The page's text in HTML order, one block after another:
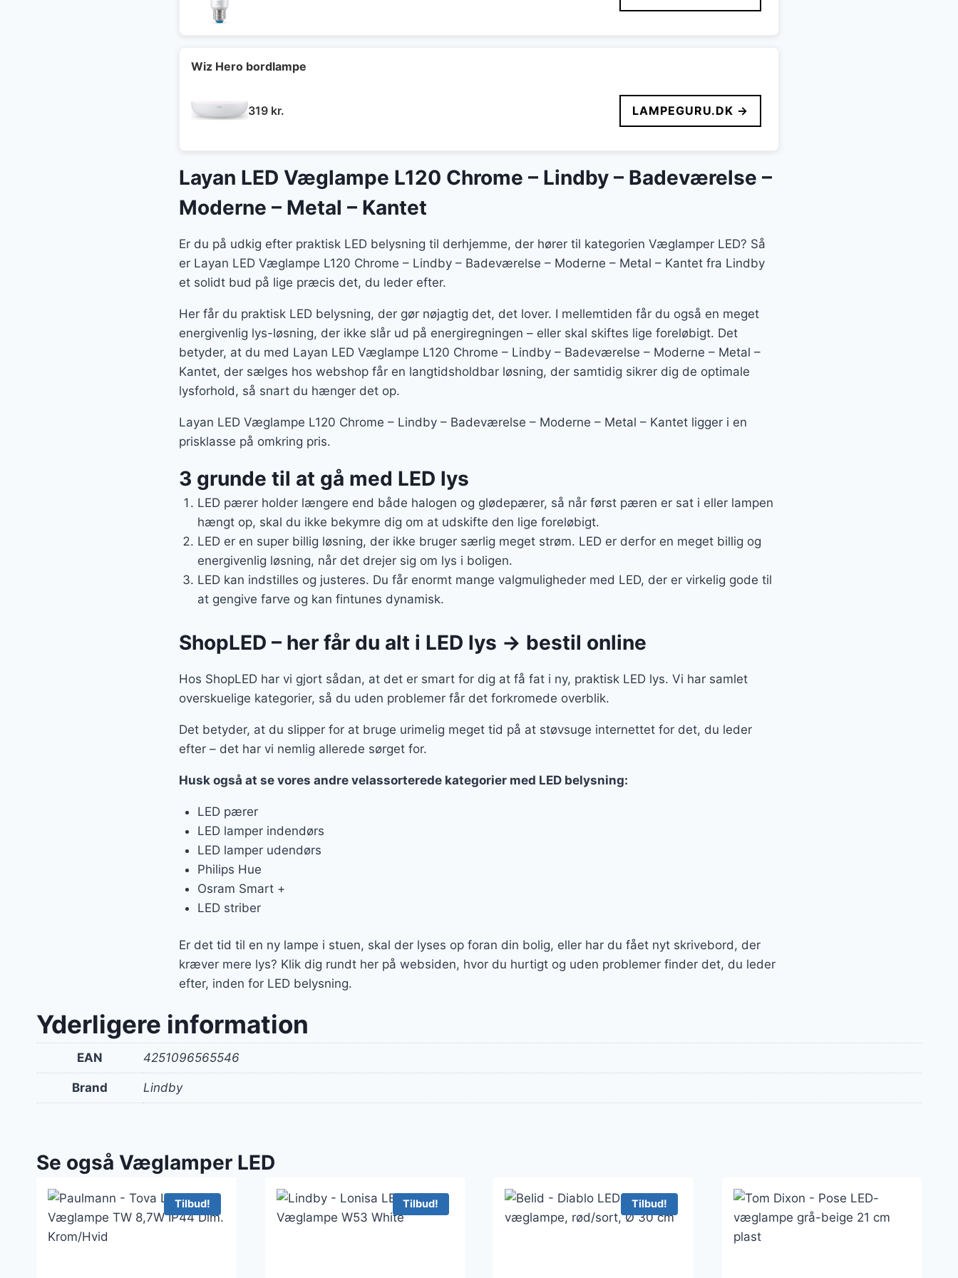
Wiz Hero bordlampe
319 kr. LAMPEGURU.DK →
Layan LED Væglampe L120 Chrome – Lindby – Badeværelse –
Moderne – Metal – Kantet
Er du på udkig efter praktisk LED belysning til derhjemme, der hører til kategorien Væglamper LED? Så
er Layan LED Væglampe L120 Chrome – Lindby – Badeværelse – Moderne – Metal – Kantet fra Lindby
et solidt bud på lige præcis det, du leder efter.
Her får du praktisk LED belysning, der gør nøjagtig det, det lover. I mellemtiden får du også en meget
energivenlig lys-løsning, der ikke slår ud på energiregningen – eller skal skiftes lige foreløbigt. Det
betyder, at du med Layan LED Væglampe L120 Chrome – Lindby – Badeværelse – Moderne – Metal –
Kantet, der sælges hos webshop får en langtidsholdbar løsning, der samtidig sikrer dig de optimale
lysforhold, så snart du hænger det op.
Layan LED Væglampe L120 Chrome – Lindby – Badeværelse – Moderne – Metal – Kantet ligger i en
prisklasse på omkring pris.
3 grunde til at gå med LED lys
LED pærer holder længere end både halogen og glødepærer, så når først pæren er sat i eller lampen
hængt op, skal du ikke bekymre dig om at udskifte den lige foreløbigt.
LED er en super billig løsning, der ikke bruger særlig meget strøm. LED er derfor en meget billig og
energivenlig løsning, når det drejer sig om lys i boligen.
LED kan indstilles og justeres. Du får enormt mange valgmuligheder med LED, der er virkelig gode til
at gengive farve og kan fintunes dynamisk.
ShopLED – her får du alt i LED lys → bestil online
Hos ShopLED har vi gjort sådan, at det er smart for dig at få fat i ny, praktisk LED lys. Vi har samlet
overskuelige kategorier, så du uden problemer får det forkromede overblik.
Det betyder, at du slipper for at bruge urimelig meget tid på at støvsuge internettet for det, du leder
efter – det har vi nemlig allerede sørget for.
Husk også at se vores andre velassorterede kategorier med LED belysning:
LED pærer
LED lamper indendørs
LED lamper udendørs
Philips Hue
Osram Smart +
LED striber
Er det tid til en ny lampe i stuen, skal der lyses op foran din bolig, eller har du fået nyt skrivebord, der
kræver mere lys? Klik dig rundt her på websiden, hvor du hurtigt og uden problemer finder det, du leder
efter, inden for LED belysning.
Yderligere information
EAN 4251096565546
Brand Lindby
Se også Væglamper LED
Tilbud! Tilbud! Tilbud!